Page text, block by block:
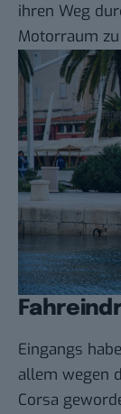
ihren Weg
Motorraum
Eingangs
allem wegen
Corsa